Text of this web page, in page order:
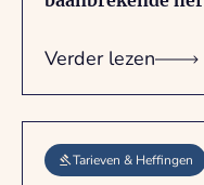
Verder lezen
Tarieven & Heffingen